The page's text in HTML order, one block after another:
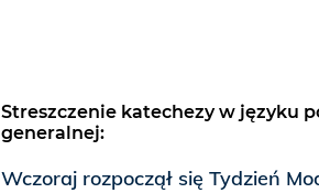
Streszczenie katechezy w języku
generalnej:
Wczoraj rozpoczął się Tydzień